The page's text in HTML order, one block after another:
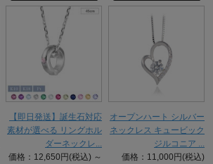
【即日発送】誕生石対応
素材が選べる リングホル
ダーネックレ...
価格：12,650円(税込) ～
オープンハート シルバー
ネックレス キュービック
ジルコニア ...
価格：11,000円(税込)